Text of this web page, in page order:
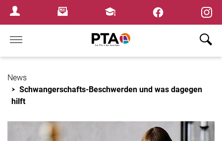
Login MenuNewsletterFortbildungen
Home
News
Schwangerschafts-Beschwerden und was dagegen
hilft